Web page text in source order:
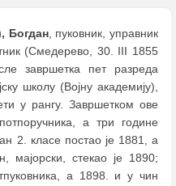
, пуковник, управник
(Смедерево, 30. III 1855
завршетка пет разреда
школу (Војну академију),
у рангу. Завршетком ове
а три године
2. класе постао је 1881, а
стекао је 1890;
а 1898. и у чин